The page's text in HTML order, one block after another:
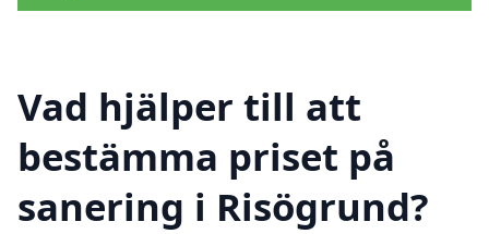
Vad hjälper till att
bestämma priset på
sanering i Risögrund?